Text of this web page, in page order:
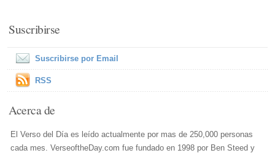
Suscribirse
Suscribirse por Email
RSS
Acerca de
El Verso del Día es leído actualmente por mas de 250,000 personas
cada mes. VerseoftheDay.com fue fundado en 1998 por Ben Steed y